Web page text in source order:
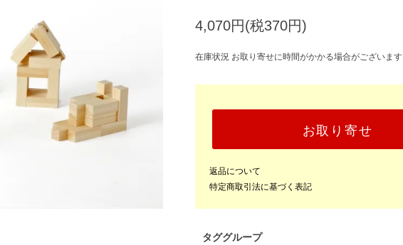
4,070円(税370円)
在庫状況 お取り寄せに時間がかかる場合がございます
お取り寄せ
返品について
特定商取引法に基づく表記
タググループ